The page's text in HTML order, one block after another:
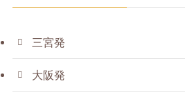
三宮発
大阪発